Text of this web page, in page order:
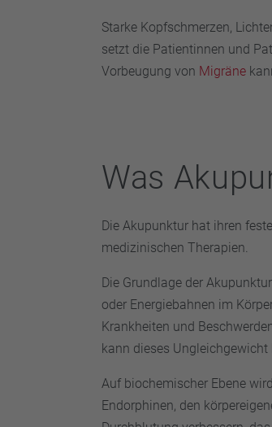
Starke Kopfschmerzen,
setzt die Patientinnen und
Vorbeugung von Migräne
Was
Die Akupunktur hat ihren
medizinischen Therapien.
Die Grundlage der
oder Energiebahnen im
Krankheiten und
kann dieses
Auf biochemischer Ebene
Endorphinen, den